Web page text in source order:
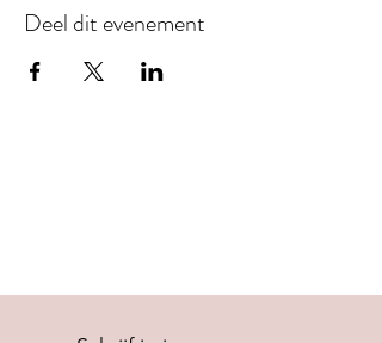
Deel dit evenement